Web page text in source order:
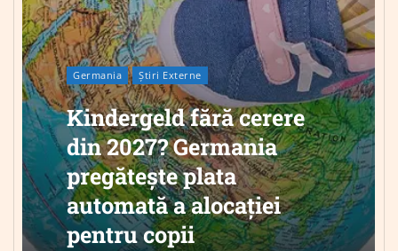
Germania Știri Externe
Kindergeld fără cerere
din 2027? Germania
pregătește plata
automată a alocației
pentru copii